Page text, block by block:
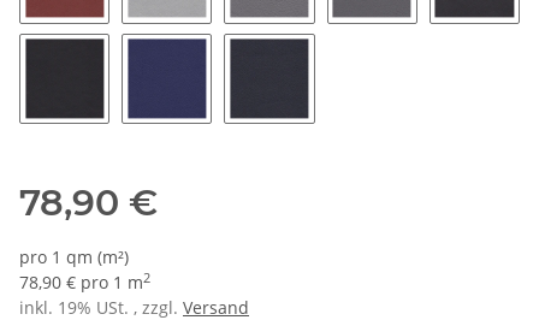
1367 - karmesin1355 - silbergrau hell1357 - silbergrau
78,90 €
pro 1 qm (m²)
78,90 € pro 1 m2
inkl. 19% USt. , zzgl. Versand